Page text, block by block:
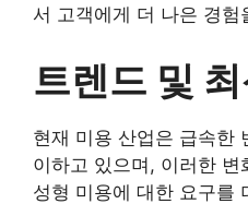
서 고객에게 더 나은 경
트렌드 및
현재 미용 산업은 급속한
이하고 있으며, 이러한
성형 미용에 대한 요구를